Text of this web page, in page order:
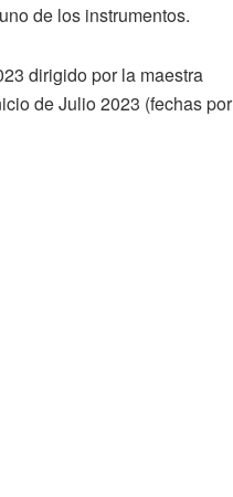
de los instrumentos.
dirigido por la maestra
de Julio 2023 (fechas por